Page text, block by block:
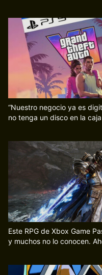
“Nuestro negocio ya es
no tenga un disco en la caja
Este RPG de Xbox Game
y muchos no lo conocen.